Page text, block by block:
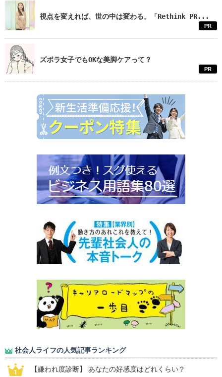
視点を変えれば、世の中は変わる。「Rethink PR...
PR
ズボラ女子でもOKな美脚ケアって？
PR
社会人ライフの人気記事ランキング
【嫌われ度診断】 あなたの好感度はどれくらい？